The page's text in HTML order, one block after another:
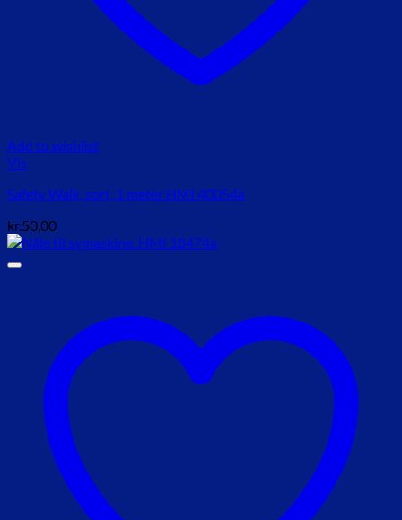
Add to wishlist
Vis
Safety Walk, sort, 1 meter HMI 40054a
kr.50,00